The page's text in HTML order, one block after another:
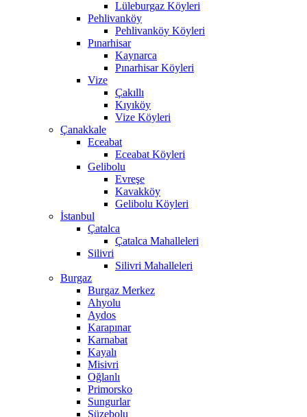
Lüleburgaz Köyleri
Pehlivanköy
Pehlivanköy Köyleri
Pınarhisar
Kaynarca
Pınarhisar Köyleri
Vize
Çakıllı
Kıyıköy
Vize Köyleri
Çanakkale
Eceabat
Eceabat Köyleri
Gelibolu
Evreşe
Kavakköy
Gelibolu Köyleri
İstanbul
Çatalca
Çatalca Mahalleleri
Silivri
Silivri Mahalleleri
Burgaz
Burgaz Merkez
Ahyolu
Aydos
Karapınar
Karnabat
Kayalı
Misivri
Oğlanlı
Primorsko
Sungurlar
Süzebolu